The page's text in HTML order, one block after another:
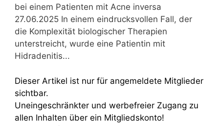
bei einem Patienten mit Acne inversa
27.06.2025 In einem eindrucksvollen Fall, der
die Komplexität biologischer Therapien
unterstreicht, wurde eine Patientin mit
Hidradenitis...
Dieser Artikel ist nur für angemeldete Mitglieder
sichtbar.
Uneingeschränkter und werbefreier Zugang zu
allen Inhalten über ein Mitgliedskonto!